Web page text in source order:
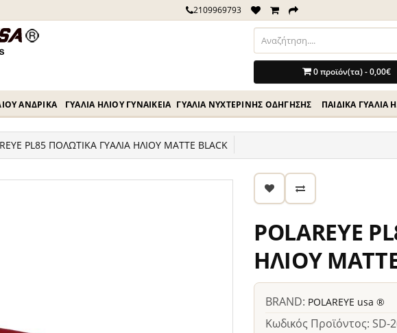
2109969793
0 προϊόν(τα) - 0,00€
ΑΝΔΡΙΚΆ ΓΥΑΛΙΆ ΗΛΊΟΥ ΓΥΝΑΙΚΕΊΑ ΓΥΑΛΙΆ ΝΥΧΤΕΡΙΝΉΣ ΟΔΗΓΗΣΗΣ ΠΑΙΔΙΚΆ ΓΥΑΛΙΆ
PL85 ΠΟΛΩΤΙΚΑ ΓΥΑΛΙΑ ΗΛΙΟΥ MATTE BLACK
POLAREYE
ΗΛΙΟΥ
BRAND: POLAREYE usa ®
Κωδικός Προϊόντος: SD-